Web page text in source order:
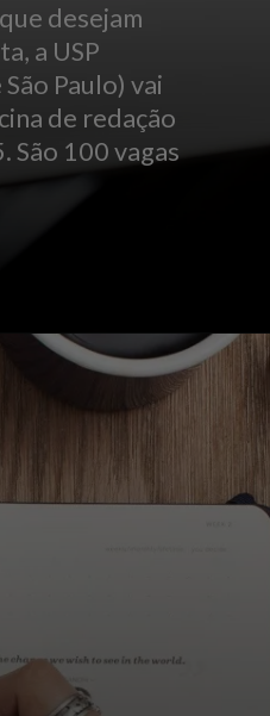
desejam
a USP
Paulo) vai
de redação
São 100 vagas